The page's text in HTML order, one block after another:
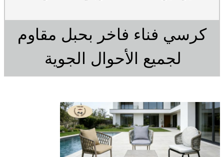
كرسي فناء فاخر بحبل مقاوم
لجميع الأحوال الجوية